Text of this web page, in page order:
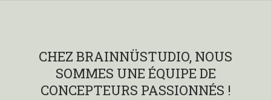
CHEZ BRAINNÜSTUDIO, NOUS
SOMMES UNE ÉQUIPE DE
CONCEPTEURS PASSIONNÉS !